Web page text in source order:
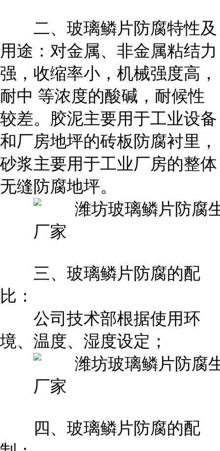
二、玻璃鳞片防腐特性及
用途：对金属、非金属粘结力
强，收缩率小，机械强度高，
耐中 等浓度的酸碱，耐候性
较差。胶泥主要用于工业设备
和厂房地坪的砖板防腐衬里，
砂浆主要用于工业厂房的整体
无缝防腐地坪。
三、玻璃鳞片防腐的配
比：
公司技术部根据使用环
境、温度、湿度设定；
四、玻璃鳞片防腐的配